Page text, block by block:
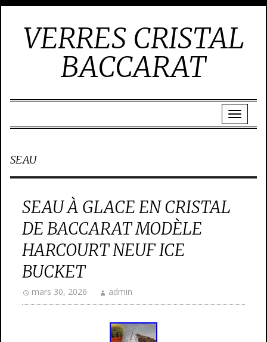
VERRES CRISTAL
BACCARAT
SEAU
SEAU À GLACE EN CRISTAL
DE BACCARAT MODÈLE
HARCOURT NEUF ICE
BUCKET
mars 30, 2026 admin